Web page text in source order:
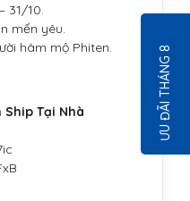
31/10.
mến yêu.
hâm mộ Phiten.
Ship Tại Nhà
ƯU ĐÃI THÁNG 8